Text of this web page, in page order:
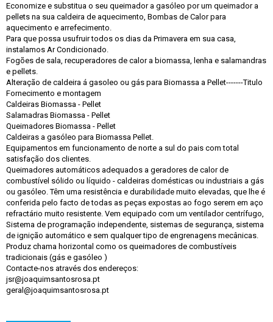
Economize e substitua o seu queimador a gasóleo por um queimador a
pellets na sua caldeira de aquecimento, Bombas de Calor para
aquecimento e arrefecimento.
Para que possa usufruir todos os dias da Primavera em sua casa,
instalamos Ar Condicionado.
Fogões de sala, recuperadores de calor a biomassa, lenha e salamandras
e pellets.
Alteração de caldeira á gasoleo ou gás para Biomassa a Pellet-------Titulo
Fornecimento e montagem
Caldeiras Biomassa - Pellet
Salamadras Biomassa - Pellet
Queimadores Biomassa - Pellet
Caldeiras a gasóleo para Biomassa Pellet.
Equipamentos em funcionamento de norte a sul do pais com total
satisfação dos clientes.
Queimadores automáticos adequados a geradores de calor de
combustível sólido ou líquido - caldeiras domésticas ou industriais a gás
ou gasóleo. Têm uma resistência e durabilidade muito elevadas, que lhe é
conferida pelo facto de todas as peças expostas ao fogo serem em aço
refractário muito resistente. Vem equipado com um ventilador centrífugo,
Sistema de programação independente, sistemas de segurança, sistema
de ignição automático e sem qualquer tipo de engrenagens mecânicas.
Produz chama horizontal como os queimadores de combustíveis
tradicionais (gás e gasóleo )
Contacte-nos através dos endereços:
jsr@joaquimsantosrosa.pt
geral@joaquimsantosrosa.pt